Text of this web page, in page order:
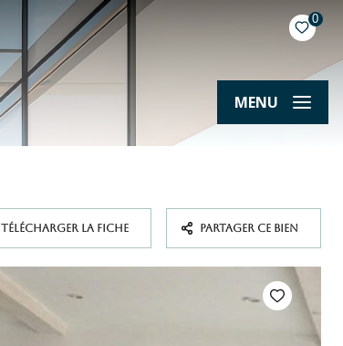
0
MENU
TÉLÉCHARGER LA FICHE PARTAGER CE BIEN